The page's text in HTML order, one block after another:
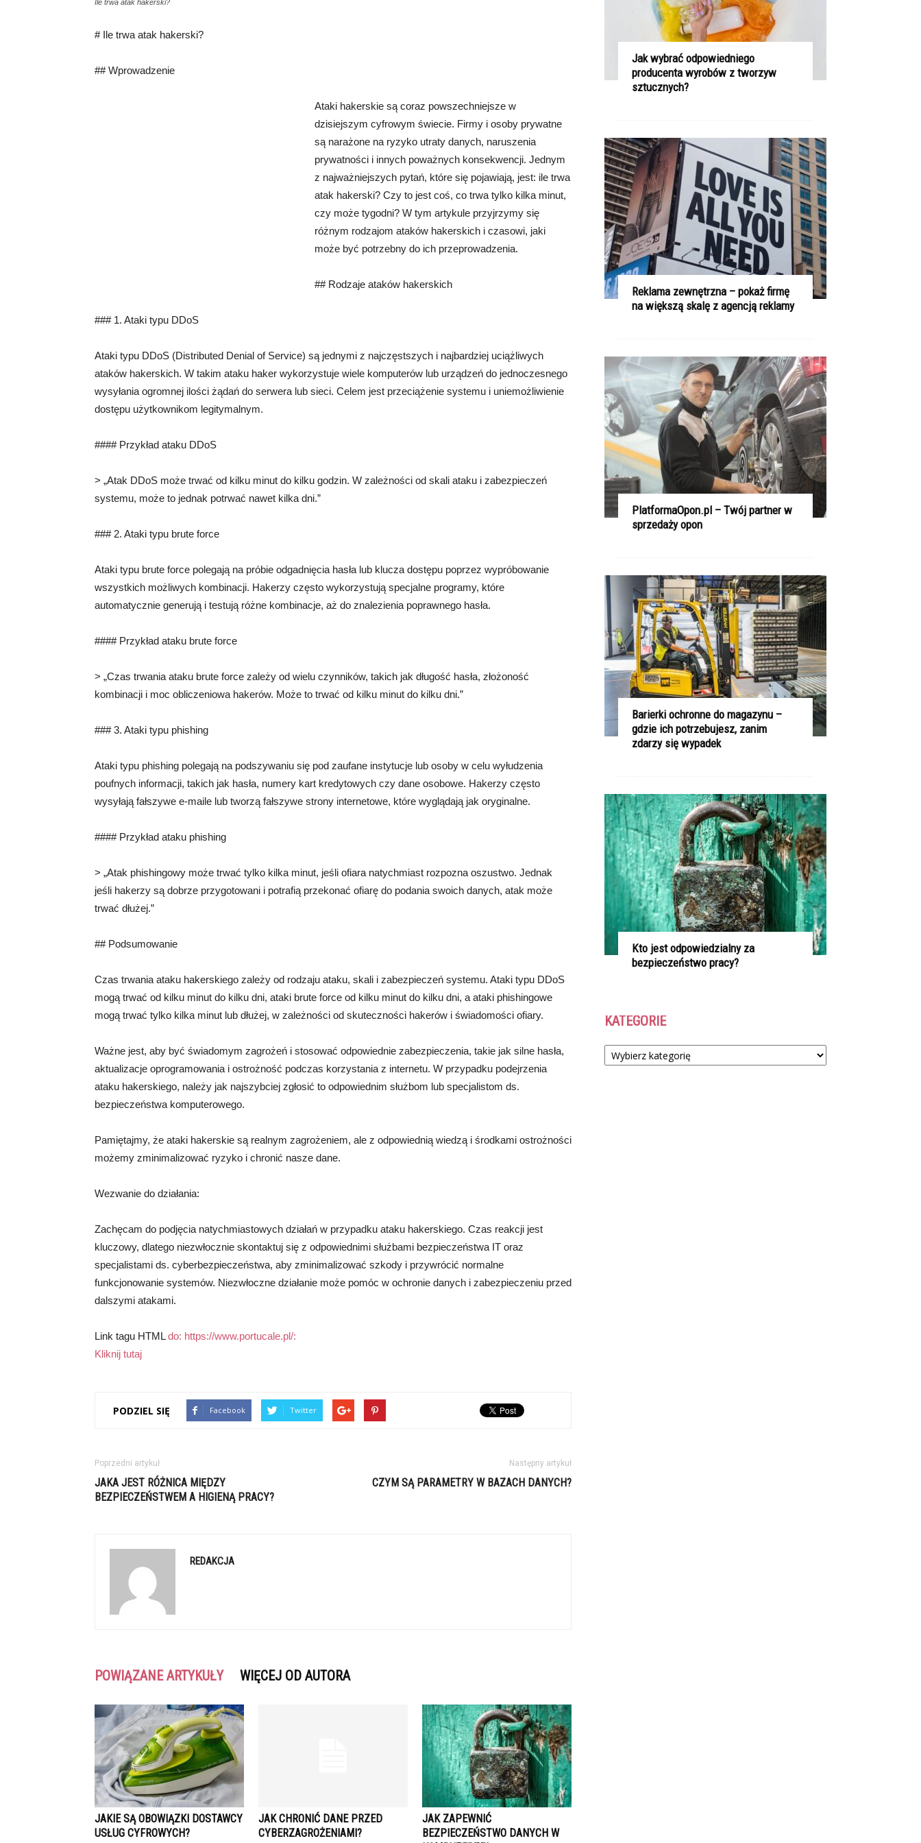
Ile trwa atak hakerski?
# Ile trwa atak hakerski?
## Wprowadzenie
Ataki hakerskie są coraz powszechniejsze w
dzisiejszym cyfrowym świecie. Firmy i osoby prywatne
są narażone na ryzyko utraty danych, naruszenia
prywatności i innych poważnych konsekwencji. Jednym
z najważniejszych pytań, które się pojawiają, jest: ile trwa
atak hakerski? Czy to jest coś, co trwa tylko kilka minut,
czy może tygodni? W tym artykule przyjrzymy się
różnym rodzajom ataków hakerskich i czasowi, jaki
może być potrzebny do ich przeprowadzenia.
## Rodzaje ataków hakerskich
### 1. Ataki typu DDoS
Ataki typu DDoS (Distributed Denial of Service) są jednymi z najczęstszych i najbardziej uciążliwych
ataków hakerskich. W takim ataku haker wykorzystuje wiele komputerów lub urządzeń do jednoczesnego
wysyłania ogromnej ilości żądań do serwera lub sieci. Celem jest przeciążenie systemu i uniemożliwienie
dostępu użytkownikom legitymalnym.
#### Przykład ataku DDoS
> „Atak DDoS może trwać od kilku minut do kilku godzin. W zależności od skali ataku i zabezpieczeń
systemu, może to jednak potrwać nawet kilka dni.”
### 2. Ataki typu brute force
Ataki typu brute force polegają na próbie odgadnięcia hasła lub klucza dostępu poprzez wypróbowanie
wszystkich możliwych kombinacji. Hakerzy często wykorzystują specjalne programy, które
automatycznie generują i testują różne kombinacje, aż do znalezienia poprawnego hasła.
#### Przykład ataku brute force
> „Czas trwania ataku brute force zależy od wielu czynników, takich jak długość hasła, złożoność
kombinacji i moc obliczeniowa hakerów. Może to trwać od kilku minut do kilku dni.”
### 3. Ataki typu phishing
Ataki typu phishing polegają na podszywaniu się pod zaufane instytucje lub osoby w celu wyłudzenia
poufnych informacji, takich jak hasła, numery kart kredytowych czy dane osobowe. Hakerzy często
wysyłają fałszywe e-maile lub tworzą fałszywe strony internetowe, które wyglądają jak oryginalne.
#### Przykład ataku phishing
> „Atak phishingowy może trwać tylko kilka minut, jeśli ofiara natychmiast rozpozna oszustwo. Jednak
jeśli hakerzy są dobrze przygotowani i potrafią przekonać ofiarę do podania swoich danych, atak może
trwać dłużej.”
## Podsumowanie
Czas trwania ataku hakerskiego zależy od rodzaju ataku, skali i zabezpieczeń systemu. Ataki typu DDoS
mogą trwać od kilku minut do kilku dni, ataki brute force od kilku minut do kilku dni, a ataki phishingowe
mogą trwać tylko kilka minut lub dłużej, w zależności od skuteczności hakerów i świadomości ofiary.
Ważne jest, aby być świadomym zagrożeń i stosować odpowiednie zabezpieczenia, takie jak silne hasła,
aktualizacje oprogramowania i ostrożność podczas korzystania z internetu. W przypadku podejrzenia
ataku hakerskiego, należy jak najszybciej zgłosić to odpowiednim służbom lub specjalistom ds.
bezpieczeństwa komputerowego.
Pamiętajmy, że ataki hakerskie są realnym zagrożeniem, ale z odpowiednią wiedzą i środkami ostrożności
możemy zminimalizować ryzyko i chronić nasze dane.
Wezwanie do działania:
Zachęcam do podjęcia natychmiastowych działań w przypadku ataku hakerskiego. Czas reakcji jest
kluczowy, dlatego niezwłocznie skontaktuj się z odpowiednimi służbami bezpieczeństwa IT oraz
specjalistami ds. cyberbezpieczeństwa, aby zminimalizować szkody i przywrócić normalne
funkcjonowanie systemów. Niezwłoczne działanie może pomóc w ochronie danych i zabezpieczeniu przed
dalszymi atakami.
Link tagu HTMLdo: https://www.portucale.pl/:
Kliknij tutaj
PODZIEL SIĘ Facebook Twitter
Poprzedni artykuł
JAKA JEST RÓŻNICA MIĘDZY
BEZPIECZEŃSTWEM A HIGIENĄ PRACY?
Następny artykuł
CZYM SĄ PARAMETRY W BAZACH DANYCH?
REDAKCJA
POWIĄZANE ARTYKUŁY WIĘCEJ OD AUTORA
JAKIE SĄ OBOWIĄZKI DOSTAWCY
USŁUG CYFROWYCH?
JAK CHRONIĆ DANE PRZED
CYBERZAGROŻENIAMI?
JAK ZAPEWNIĆ
BEZPIECZEŃSTWO DANYCH W
Jak wybrać odpowiedniego
producenta wyrobów z tworzyw
sztucznych?
Reklama zewnętrzna – pokaż firmę
na większą skalę z agencją reklamy
PlatformaOpon.pl – Twój partner w
sprzedaży opon
Barierki ochronne do magazynu –
gdzie ich potrzebujesz, zanim
zdarzy się wypadek
Kto jest odpowiedzialny za
bezpieczeństwo pracy?
KATEGORIE
Kategorie